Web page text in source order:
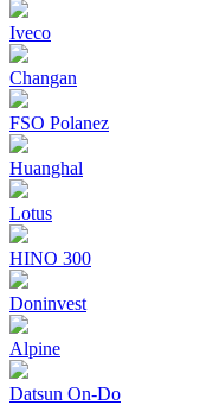
Iveco
Changan
FSO Polanez
Huanghal
Lotus
HINO 300
Doninvest
Alpine
Datsun On-Do